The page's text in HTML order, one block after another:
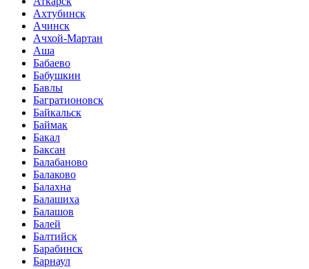
Ахтубинск
Ачинск
Ачхой-Мартан
Аша
Бабаево
Бабушкин
Бавлы
Багратионовск
Байкальск
Баймак
Бакал
Баксан
Балабаново
Балаково
Балахна
Балашиха
Балашов
Балей
Балтийск
Барабинск
Барнаул